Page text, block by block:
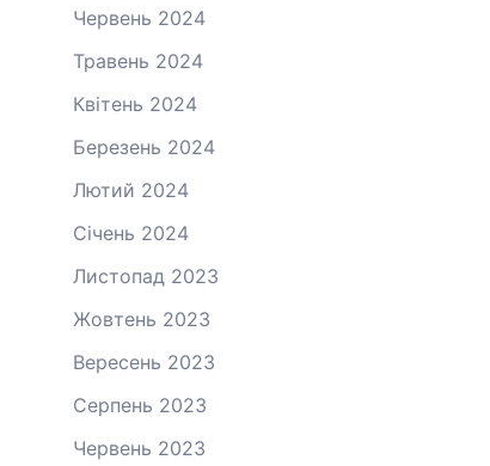
Червень 2024
Травень 2024
Квітень 2024
Березень 2024
Лютий 2024
Січень 2024
Листопад 2023
Жовтень 2023
Вересень 2023
Серпень 2023
Червень 2023